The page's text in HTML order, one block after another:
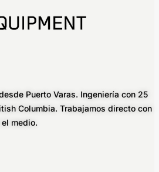
Puerto Varas. Ingeniería con 25
Columbia. Trabajamos directo con
medio.